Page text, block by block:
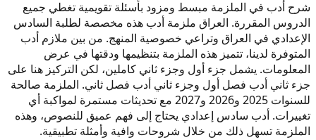
شرح أدب في الملزمة مبسط ومزود بأسئلة تقويمية تغطي جميع
الدروس المقررة. العراق ملزمة أدب هذه مخصصة لطلبة السادس
الإعدادي في العراق وتراعي خصوصية المنهج. من بين ملازم أدب
المتوفرة لدينا، تتميز هذه الملزمة بتنظيمها ودقتها في عرض
المعلومات. يشمل جزء أول وجزء ثاني كاملين، لكن التركيز هنا على
جزء ثاني أدب فصل أول وجزء ثاني أدب فصل ثاني. الملزمة صالحة
للسنوات 2025 و2026 و2027 مع تحديثات مستمرة لمواكبة أي
تغييرات. أدب سادس إعدادي يحتاج إلى فهم عميق للنصوص، وهذه
الملزمة تسهل ذلك من خلال شروحات وافية وأمثلة تطبيقية.